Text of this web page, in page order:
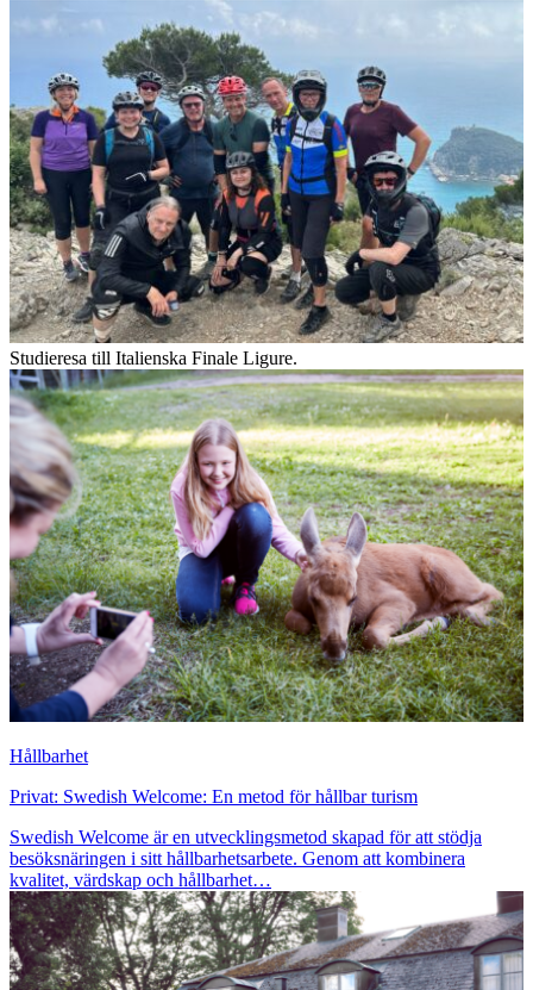
Studieresa till Italienska Finale Ligure.
Hållbarhet
Privat: Swedish Welcome: En metod för hållbar turism
Swedish Welcome är en utvecklingsmetod skapad för att stödja
besöksnäringen i sitt hållbarhetsarbete. Genom att kombinera
kvalitet, värdskap och hållbarhet…